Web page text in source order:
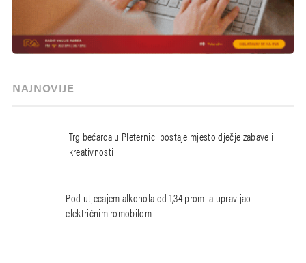
NAJNOVIJE
Trg bećarca u Pleternici postaje mjesto dječje zabave i
kreativnosti
Pod utjecajem alkohola od 1,34 promila upravljao
električnim romobilom